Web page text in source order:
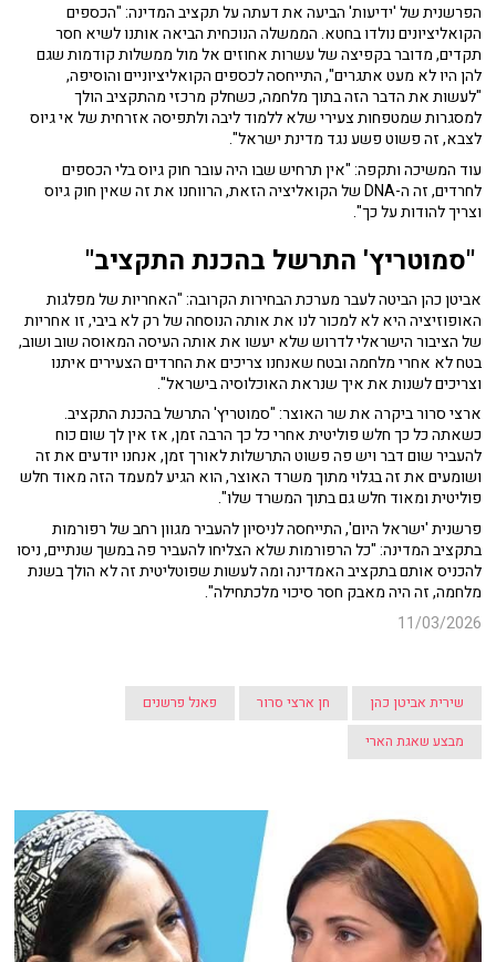
הפרשנית של 'ידיעות' הביעה את דעתה על תקציב המדינה: "הכספים
הקואליציונים נולדו בחטא. הממשלה הנוכחית הביאה אותנו לשיא חסר
תקדים, מדובר בקפיצה של עשרות אחוזים אל מול ממשלות קודמות שגם
להן היו לא מעט אתגרים", התייחסה לכספים הקואליציוניים והוסיפה,
"לעשות את הדבר הזה בתוך מלחמה, כשחלק מרכזי מהתקציב הולך
למסגרות שמטפחות צעירי שלא ללמוד ליבה ולתפיסה אזרחית של אי גיוס
לצבא, זה פשוט פשע נגד מדינת ישראל".
עוד המשיכה ותקפה: "אין תרחיש שבו היה עובר חוק גיוס בלי הכספים
לחרדים, זה ה-DNA של הקואליציה הזאת, הרווחנו את זה שאין חוק גיוס
וצריך להודות על כך".
"סמוטריץ' התרשל בהכנת התקציב"
אביטן כהן הביטה לעבר מערכת הבחירות הקרובה: "האחריות של מפלגות
האופוזיציה היא לא למכור לנו את אותה הנוסחה של רק לא ביבי, זו אחריות
של הציבור הישראלי לדרוש שלא יעשו את אותה העיסה המאוסה שוב ושוב,
בטח לא אחרי מלחמה ובטח שאנחנו צריכים את החרדים הצעירים איתנו
וצריכים לשנות את איך שנראת האוכלוסיה בישראל".
ארצי סרור ביקרה את שר האוצר: "סמוטריץ' התרשל בהכנת התקציב.
כשאתה כל כך חלש פוליטית אחרי כל כך הרבה זמן, אז אין לך שום כוח
להעביר שום דבר ויש פה פשוט התרשלות לאורך זמן, אנחנו יודעים את זה
ושומעים את זה בגלוי מתוך משרד האוצר, הוא הגיע למעמד הזה מאוד חלש
פוליטית ומאוד חלש גם בתוך המשרד שלו".
פרשנית 'ישראל היום', התייחסה לניסיון להעביר מגוון רחב של רפורמות
בתקציב המדינה: "כל הרפורמות שלא הצליחו להעביר פה במשך שנתיים, ניסו
להכניס אותם בתקציב האמדינה ומה לעשות שפוטליטית זה לא הולך בשנת
מלחמה, זה היה מאבק חסר סיכוי מלכתחילה".
11/03/2026
שירית אביטן כהן חן ארצי סרור
פאנל פרשנים
מבצע שאגת הארי